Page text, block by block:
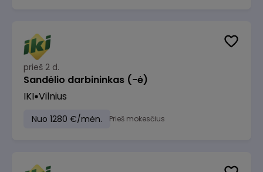
prieš 2 d.
Sandėlio darbininkas (-ė)
IKI Vilnius
Nuo 1280 €/mėn. Prieš mokesčius